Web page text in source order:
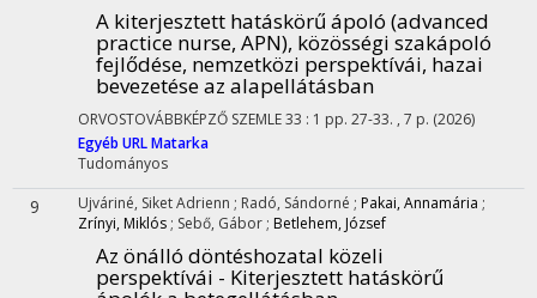
A kiterjesztett hatáskörű ápoló (advanced
practice nurse, APN), közösségi szakápoló
fejlődése, nemzetközi perspektívái, hazai
bevezetése az alapellátásban
ORVOSTOVÁBBKÉPZŐ SZEMLE33 : 1 pp. 27-33. , 7 p. (2026)
Egyéb URLMatarka
Tudományos
9 Ujváriné, Siket Adrienn ; Radó, Sándorné ; Pakai, Annamária ;
Zrínyi, Miklós ; Sebő, Gábor ; Betlehem, József
Az önálló döntéshozatal közeli
perspektívái - Kiterjesztett hatáskörű